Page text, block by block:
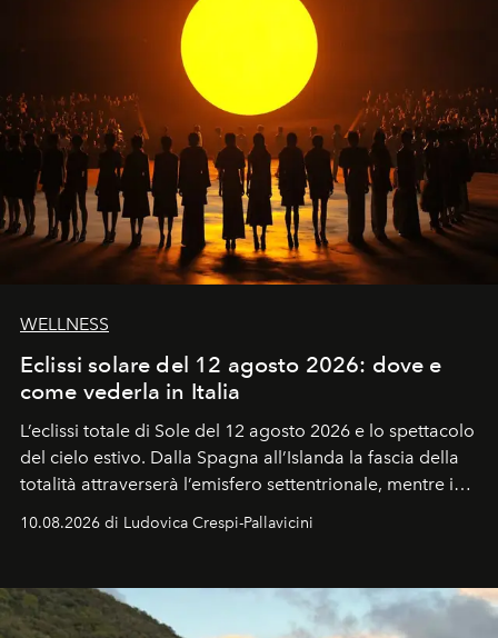
WELLNESS
Eclissi solare del 12 agosto 2026: dove e
come vederla in Italia
L’eclissi totale di Sole del 12 agosto 2026 e lo spettacolo
del cielo estivo. Dalla Spagna all’Islanda la fascia della
totalità attraverserà l’emisfero settentrionale, mentre in
spettacolare al Nord. Orari, città favorite e regole per
10.08.2026 di Ludovica Crespi-Pallavicini